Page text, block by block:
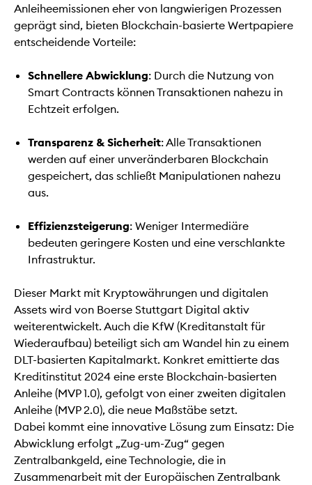
Anleiheemissionen eher von langwierigen Prozessen
geprägt sind, bieten Blockchain-basierte Wertpapiere
entscheidende Vorteile:
Schnellere Abwicklung: Durch die Nutzung von
Smart Contracts können Transaktionen nahezu in
Echtzeit erfolgen.
Transparenz & Sicherheit: Alle Transaktionen
werden auf einer unveränderbaren Blockchain
gespeichert, das schließt Manipulationen nahezu
aus.
Effizienzsteigerung: Weniger Intermediäre
bedeuten geringere Kosten und eine verschlankte
Infrastruktur.
Dieser Markt mit Kryptowährungen und digitalen
Assets wird von Boerse Stuttgart Digital aktiv
weiterentwickelt. Auch die KfW (Kreditanstalt für
Wiederaufbau) beteiligt sich am Wandel hin zu einem
DLT-basierten Kapitalmarkt. Konkret emittierte das
Kreditinstitut 2024 eine erste Blockchain-basierten
Anleihe (MVP 1.0), gefolgt von einer zweiten digitalen
Anleihe (MVP 2.0), die neue Maßstäbe setzt.
Dabei kommt eine innovative Lösung zum Einsatz: Die
Abwicklung erfolgt „Zug-um-Zug“ gegen
Zentralbankgeld, eine Technologie, die in
Zusammenarbeit mit der Europäischen Zentralbank